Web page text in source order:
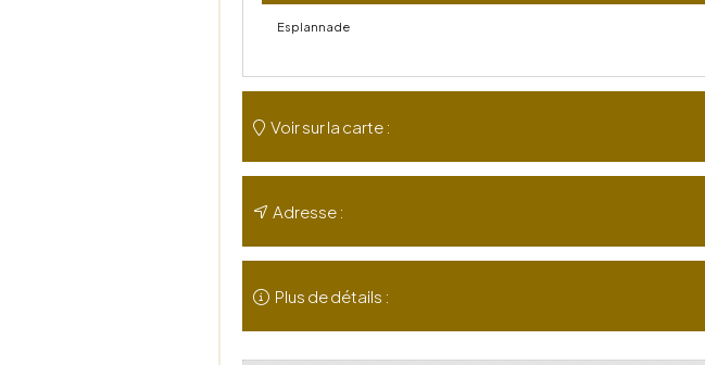
Esplannade
Voir sur la carte :
Adresse :
Plus de détails :